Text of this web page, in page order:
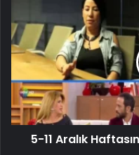
5-11 Aralık